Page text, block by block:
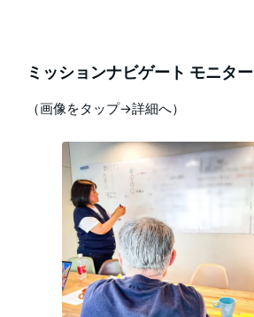
ミッションナビゲート モニター
（画像をタップ→詳細へ）